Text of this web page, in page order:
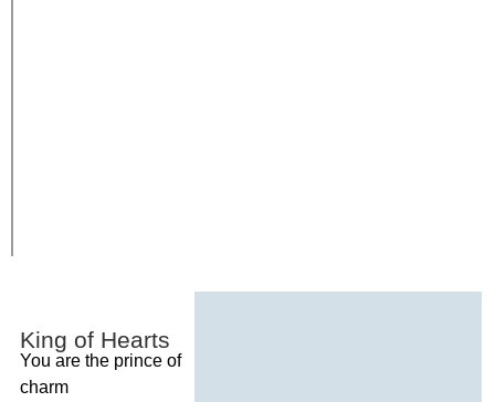
King of Hearts
You are the prince of
charm